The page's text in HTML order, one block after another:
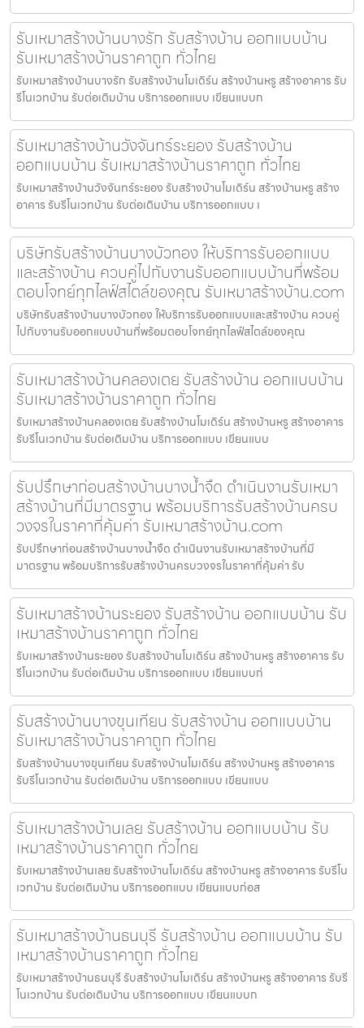
รับเหมาสร้างบ้านบางรัก รับสร้างบ้าน ออกแบบบ้าน
รับเหมาสร้างบ้านราคาถูก ทั่วไทย
รับเหมาสร้างบ้านบางรัก รับสร้างบ้านโมเดิร์น สร้างบ้านหรู สร้างอาคาร รับ
รีโนเวทบ้าน รับต่อเติมบ้าน บริการออกแบบ เขียนแบบก
รับเหมาสร้างบ้านวังจันทร์ระยอง รับสร้างบ้าน
ออกแบบบ้าน รับเหมาสร้างบ้านราคาถูก ทั่วไทย
รับเหมาสร้างบ้านวังจันทร์ระยอง รับสร้างบ้านโมเดิร์น สร้างบ้านหรู สร้าง
อาคาร รับรีโนเวทบ้าน รับต่อเติมบ้าน บริการออกแบบ เ
บริษัทรับสร้างบ้านบางบัวทอง ให้บริการรับออกแบบ
และสร้างบ้าน ควบคู่ไปกับงานรับออกแบบบ้านที่พร้อม
ตอบโจทย์ทุกไลฟ์สไตล์ของคุณ รับเหมาสร้างบ้าน.com
บริษัทรับสร้างบ้านบางบัวทอง ให้บริการรับออกแบบและสร้างบ้าน ควบคู่
ไปกับงานรับออกแบบบ้านที่พร้อมตอบโจทย์ทุกไลฟ์สไตล์ของคุณ
รับเหมาสร้างบ้านคลองเตย รับสร้างบ้าน ออกแบบบ้าน
รับเหมาสร้างบ้านราคาถูก ทั่วไทย
รับเหมาสร้างบ้านคลองเตย รับสร้างบ้านโมเดิร์น สร้างบ้านหรู สร้างอาคาร
รับรีโนเวทบ้าน รับต่อเติมบ้าน บริการออกแบบ เขียนแบบ
รับปรึกษาก่อนสร้างบ้านบางน้ำจืด ดำเนินงานรับเหมา
สร้างบ้านที่มีมาตรฐาน พร้อมบริการรับสร้างบ้านครบ
วงจรในราคาที่คุ้มค่า รับเหมาสร้างบ้าน.com
รับปรึกษาก่อนสร้างบ้านบางน้ำจืด ดำเนินงานรับเหมาสร้างบ้านที่มี
มาตรฐาน พร้อมบริการรับสร้างบ้านครบวงจรในราคาที่คุ้มค่า รับ
รับเหมาสร้างบ้านระยอง รับสร้างบ้าน ออกแบบบ้าน รับ
เหมาสร้างบ้านราคาถูก ทั่วไทย
รับเหมาสร้างบ้านระยอง รับสร้างบ้านโมเดิร์น สร้างบ้านหรู สร้างอาคาร รับ
รีโนเวทบ้าน รับต่อเติมบ้าน บริการออกแบบ เขียนแบบก่
รับสร้างบ้านบางขุนเทียน รับสร้างบ้าน ออกแบบบ้าน
รับเหมาสร้างบ้านราคาถูก ทั่วไทย
รับสร้างบ้านบางขุนเทียน รับสร้างบ้านโมเดิร์น สร้างบ้านหรู สร้างอาคาร
รับรีโนเวทบ้าน รับต่อเติมบ้าน บริการออกแบบ เขียนแบบ
รับเหมาสร้างบ้านเลย รับสร้างบ้าน ออกแบบบ้าน รับ
เหมาสร้างบ้านราคาถูก ทั่วไทย
รับเหมาสร้างบ้านเลย รับสร้างบ้านโมเดิร์น สร้างบ้านหรู สร้างอาคาร รับรีโน
เวทบ้าน รับต่อเติมบ้าน บริการออกแบบ เขียนแบบก่อส
รับเหมาสร้างบ้านธนบุรี รับสร้างบ้าน ออกแบบบ้าน รับ
เหมาสร้างบ้านราคาถูก ทั่วไทย
รับเหมาสร้างบ้านธนบุรี รับสร้างบ้านโมเดิร์น สร้างบ้านหรู สร้างอาคาร รับรี
โนเวทบ้าน รับต่อเติมบ้าน บริการออกแบบ เขียนแบบก